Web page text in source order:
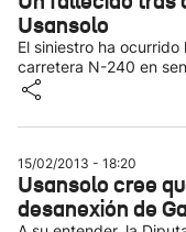
Usansolo
El siniestro ha
carretera N-240 en
15/02/2013 - 18:20
Usansolo cree
desanexión de